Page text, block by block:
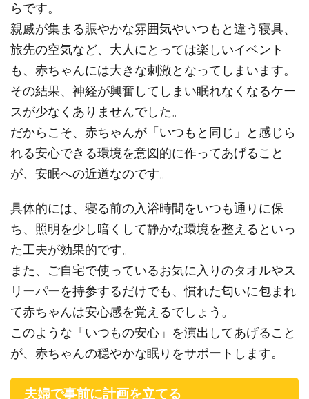
らです。
親戚が集まる賑やかな雰囲気やいつもと違う寝具、
旅先の空気など、大人にとっては楽しいイベント
も、赤ちゃんには大きな刺激となってしまいます。
その結果、神経が興奮してしまい眠れなくなるケー
スが少なくありませんでした。
だからこそ、赤ちゃんが「いつもと同じ」と感じら
れる安心できる環境を意図的に作ってあげること
が、安眠への近道なのです。
具体的には、寝る前の入浴時間をいつも通りに保
ち、照明を少し暗くして静かな環境を整えるといっ
た工夫が効果的です。
また、ご自宅で使っているお気に入りのタオルやス
リーパーを持参するだけでも、慣れた匂いに包まれ
て赤ちゃんは安心感を覚えるでしょう。
このような「いつもの安心」を演出してあげること
が、赤ちゃんの穏やかな眠りをサポートします。
夫婦で事前に計画を立てる